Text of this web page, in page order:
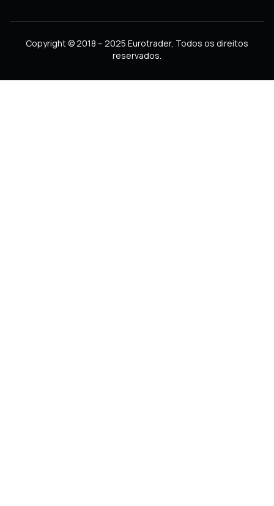
Copyright © 2018 – 2025 Eurotrader, Todos os direitos
reservados.